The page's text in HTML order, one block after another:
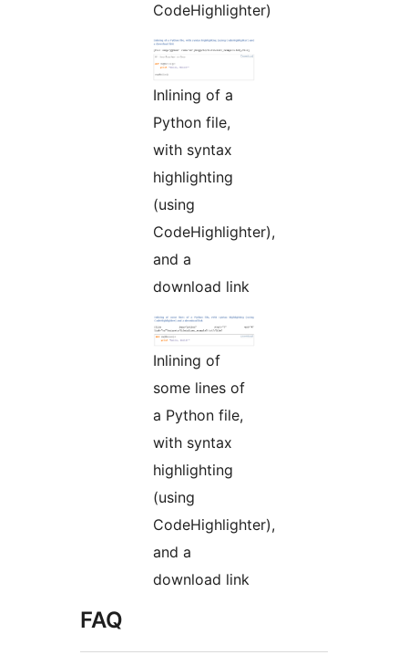
CodeHighlighter)
Inlining of a
Python file,
with syntax
highlighting
(using
CodeHighlighter),
and a
download link
Inlining of
some lines of
a Python file,
with syntax
highlighting
(using
CodeHighlighter),
and a
download link
FAQ